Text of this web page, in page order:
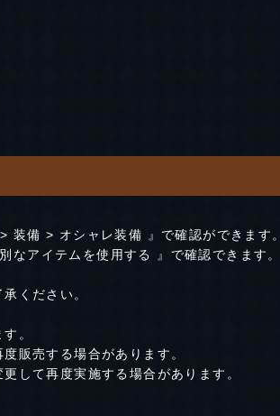
備 > オシャレ装備 』で確認ができます。
アイテムを使用する 』で確認できます。
ください。
。
販売する場合があります。
して再度実施する場合があります。